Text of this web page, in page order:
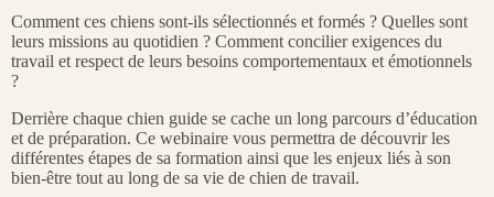
Comment ces chiens sont-ils sélectionnés et formés ? Quelles sont
leurs missions au quotidien ? Comment concilier exigences du
travail et respect de leurs besoins comportementaux et émotionnels
?
Derrière chaque chien guide se cache un long parcours d’éducation
et de préparation. Ce webinaire vous permettra de découvrir les
différentes étapes de sa formation ainsi que les enjeux liés à son
bien-être tout au long de sa vie de chien de travail.